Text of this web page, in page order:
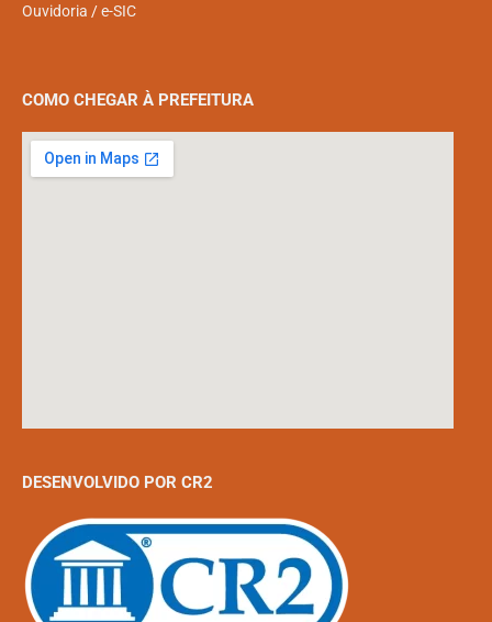
Ouvidoria /e-SIC
COMO CHEGAR À PREFEITURA
DESENVOLVIDO POR CR2